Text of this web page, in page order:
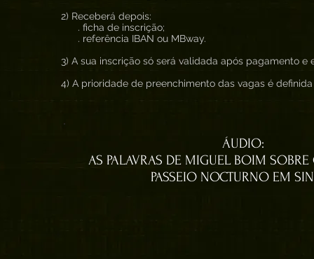
2) Receberá depois:
. ficha de inscrição;
. referência IBAN ou MBway.
3) A sua inscrição só será validada após pagamento
4) A prioridade de preenchimento das vagas é
ÁUDIO:
AS PALAVRAS DE MIGUEL BOIM
PASSEIO NOCTURNO EM